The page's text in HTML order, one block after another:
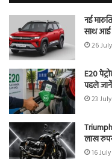
नई
साथ आई
26
E20
पहले
23
लाख
16